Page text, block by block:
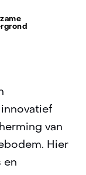
van
Hier
en